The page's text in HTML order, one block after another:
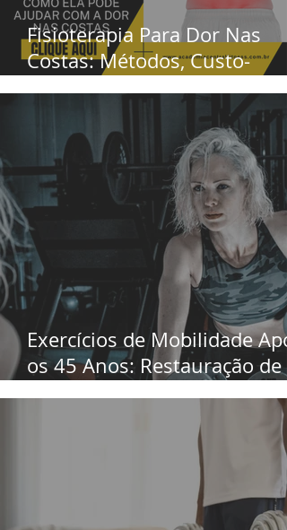
Fisioterapia Para Dor Nas
Costas: Métodos, Custo-
Benefício e Quando Iniciar
Exercícios de Mobilidade
os 45 Anos: Restauração de
Amplitude Articular